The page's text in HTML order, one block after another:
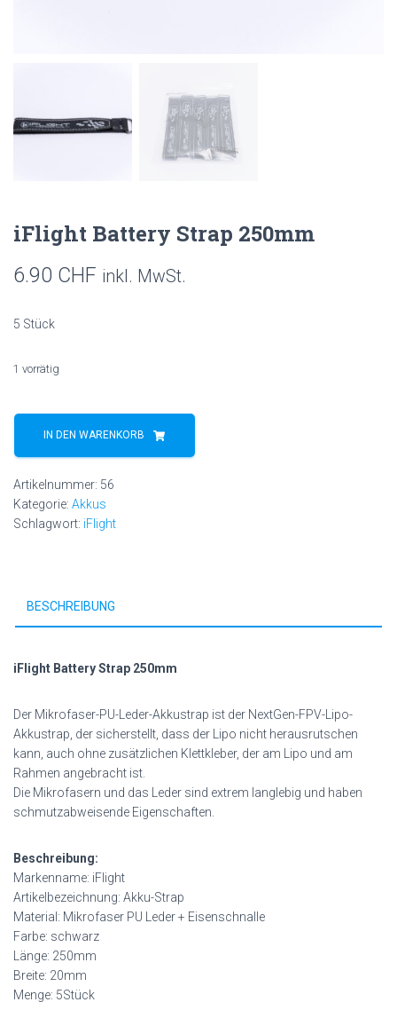
iFlight Battery Strap 250mm
6.90 CHF inkl. MwSt.
5 Stück
1 vorrätig
iFlight
Battery
Strap
Menge
IN DEN WARENKORB
Artikelnummer: 56
Kategorie: Akkus
Schlagwort: iFlight
BESCHREIBUNG
iFlight Battery Strap 250mm
Der Mikrofaser-PU-Leder-Akkustrap ist der NextGen-FPV-Lipo-
Akkustrap, der sicherstellt, dass der Lipo nicht herausrutschen
kann, auch ohne zusätzlichen Klettkleber, der am Lipo und am
Rahmen angebracht ist.
Die Mikrofasern und das Leder sind extrem langlebig und haben
schmutzabweisende Eigenschaften.
Beschreibung:
Markenname: iFlight
Artikelbezeichnung: Akku-Strap
Material: Mikrofaser PU Leder + Eisenschnalle
Farbe: schwarz
Länge: 250mm
Breite: 20mm
Menge: 5Stück